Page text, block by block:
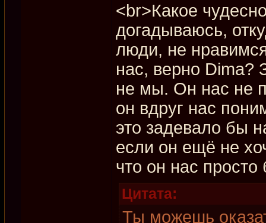
<br>Какое
догадываюсь,
люди, не
нас, верно Dima?
не мы. Он нас не
он вдруг нас
это задевало бы
если он ещё не
что он нас
Цитата:
Ты можешь